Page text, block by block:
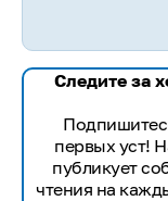
Следите за
первых уст!
публикует
чтения на